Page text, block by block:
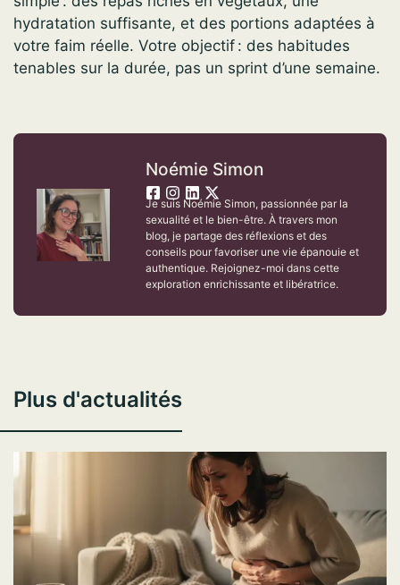
hydratation suffisante, et des portions adaptées à
votre faim réelle. Votre objectif : des habitudes
tenables sur la durée, pas un sprint d’une semaine.
Noémie Simon
Je suis Noémie Simon, passionnée par la
sexualité et le bien-être. À travers mon
blog, je partage des réflexions et des
conseils pour favoriser une vie épanouie et
authentique. Rejoignez-moi dans cette
exploration enrichissante et libératrice.
Plus d'actualités